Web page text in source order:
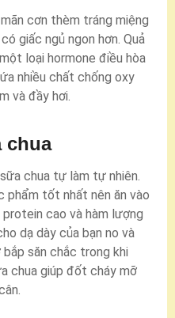
cơn thèm tráng miệng
giấc ngủ ngon hơn. Quả
loại hormone điều hòa
nhiều chất chống oxy
và đầy hơi.
chua
chua tự làm tự nhiên.
tốt nhất nên ăn vào
cao và hàm lượng
dạ dày của bạn no và
săn chắc trong khi
chua giúp đốt cháy mỡ